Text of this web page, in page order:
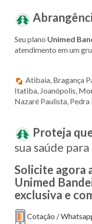
Seu plano Unimed
atendimento em um
Atibaia, Bragança
Itatiba, Joanópolis,
Nazaré Paulista,
Proteja
sua saúde
Solicite agora
Unimed
exclusiva e
Cotação /